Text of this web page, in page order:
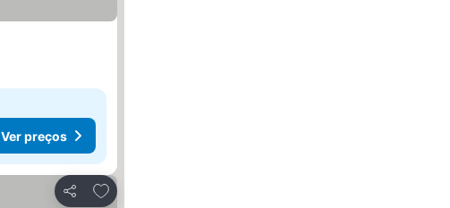
Ver preços
Partilhar
Adicionar aos favoritos